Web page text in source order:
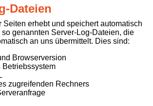
Dateien
Seiten erhebt und speichert automatisch
so genannten Server-Log-Dateien, die
an uns übermittelt. Dies sind:
Browserversion
Betriebssystem
zugreifenden Rechners